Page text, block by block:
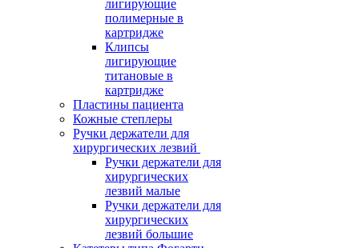
лигирующие
полимерные в
картридже
Клипсы
лигирующие
титановые в
картридже
Пластины пациента
Кожные степлеры
Ручки держатели для
хирургических лезвий
Ручки держатели для
хирургических
лезвий малые
Ручки держатели для
хирургических
лезвий большие